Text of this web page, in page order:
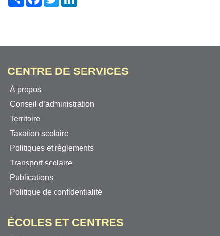
CENTRE DE SERVICES
À propos
Conseil d’administration
Territoire
Taxation scolaire
Politiques et règlements
Transport scolaire
Publications
Politique de confidentialité
ÉCOLES ET CENTRES